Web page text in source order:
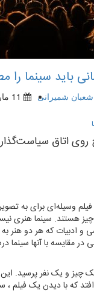
باید سینما را
شعبان شمیرانی
اتاق
وسیله‌ای برای به
چیز هستند. سینما هنری
و ادبیات که هر دو
در مقایسه با آنها
چیز و یک نفر پرسید.
که با دیدن یک فیلم